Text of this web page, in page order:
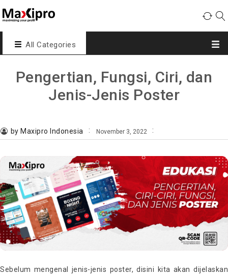
All Categories
Pengertian, Fungsi, Ciri, dan
Jenis-Jenis Poster
by Maxipro Indonesia November 3, 2022
Sebelum mengenal jenis-jenis poster, disini kita akan dijelaskan